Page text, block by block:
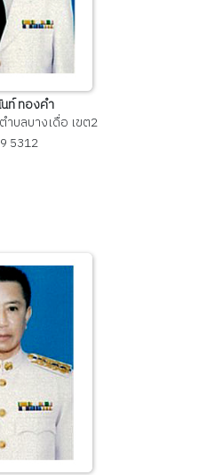
ท์ ทองคํา
ำบลบางเดื่อ เขต2
5312